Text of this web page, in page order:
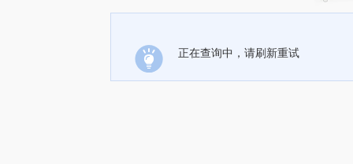
正在查询中，请刷新重试